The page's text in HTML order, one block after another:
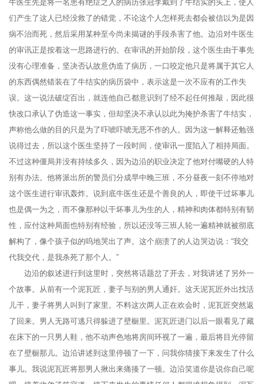
牛医生先是将一名患有绝症之人的病历张冠李戴到了牛结实的头上，使人
们产生了这人已经没救了的错觉，不论这个人怎样死去都会被信以为是因
病不治而死，然后采用某种至今尚未揭谜的手段杀害了他。边沿对牛医生
的审讯正是按着这一思路进行的。在审讯的开始阶段，这个医生由于事先
没有心理准备，坚决否认故意伪造了病历，一口咬定他只是将属于其它人
的东西偶然错装在了牛结实的病历袋中，表示这是一次不应有的工作失
误。这一说法破绽百出，就连他自己都意识到了经不起任何推敲，因此很
快改口承认了伪造这一事实，但却坚决不承认以此为掩护杀害了牛结实，
声称他么做的目的只是为了吓唬吓唬无恶不作的人。因为这一解释还勉强
说得过去，所以这个医生坚持了一段时间，使审讯一度陷入了相持局面。
不过这种僵局并没有持续多久，因为边沿的职业决定了他对付嘴硬的人特
别有办法。他将派出所的警员们分成早中晚三班，不分昼夜一刻不停地对
这个医生进行审讯轰炸。说到底牛医生还是个善良的人，即使干过坏事儿
也是偶一为之，而不像那种以干坏事儿为生的人，精神和肉体都特别有韧
性，应付这种局面也特别有经验，所以还没等三班人轮一遍精神就被彻底
解构了，像个孩子似的呜地哭出了声。这个崩溃了的人边哭边说：“我交
代我交代，是我杀死了那个人。”
边沿的叙述进行到这里时，突然将话题岔了开去，对我讲述了另外一
个故事。从前有一个泥瓦匠，妻子与别的男人通奸。这天泥瓦匠外出找活
儿干，妻子将男人叫到了家里。不料这次两人正在欢会时，泥瓦匠突然返
了回来。男人无路可逃只得躲进了壁橱里。泥瓦匠进门以后一眼看见了藏
在床下的一只男人鞋，他不动声色地将房间环视了一遍，最后将目光停留
在了壁橱那儿。边沿讲述到这里停顿了一下，问我你猜接下来发生了什么
事儿。我说泥瓦匠将那男人揪出来痛揍了一顿。边沿笑道你是说你自己呢